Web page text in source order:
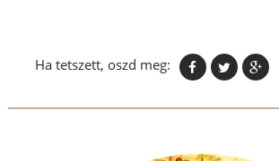
Ha tetszett, oszd meg: